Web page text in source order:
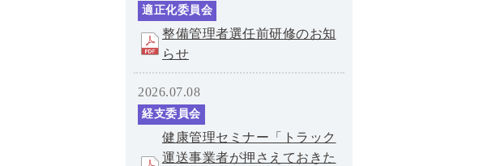
適正化委員会
整備管理者選任前研修のお知
らせ
2026.07.08
経支委員会
健康管理セミナー「トラック
運送事業者が押さえておきた